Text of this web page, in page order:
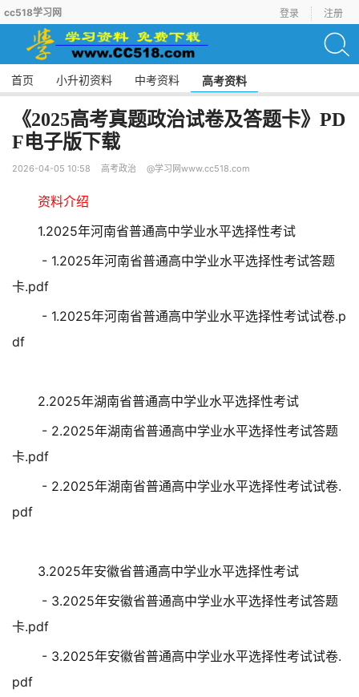
cc518学习网 登录 注册
首页 小升初资料 中考资料 高考资料
《2025高考真题政治试卷及答题卡》PD
F电子版下载
2026-04-05 10:58 高考政治 @学习网www.cc518.com
资料介绍
1.2025年河南省普通高中学业水平选择性考试
- 1.2025年河南省普通高中学业水平选择性考试答题
卡.pdf
- 1.2025年河南省普通高中学业水平选择性考试试卷.p
df
2.2025年湖南省普通高中学业水平选择性考试
- 2.2025年湖南省普通高中学业水平选择性考试答题
卡.pdf
- 2.2025年湖南省普通高中学业水平选择性考试试卷.
pdf
3.2025年安徽省普通高中学业水平选择性考试
- 3.2025年安徽省普通高中学业水平选择性考试答题
卡.pdf
- 3.2025年安徽省普通高中学业水平选择性考试试卷.
pdf